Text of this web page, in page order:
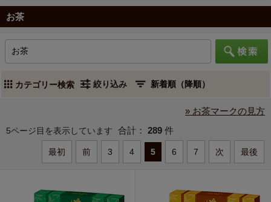
お茶
カテゴリー検索 絞り込み
» お茶マークの見方
5ページ目を表示しています 合計： 289 件
最初 前 3 4 5 6 7 次 最後